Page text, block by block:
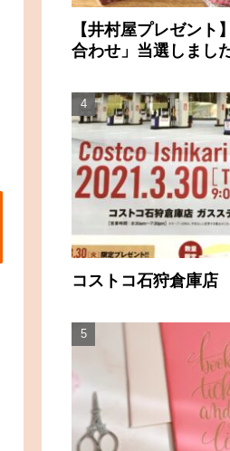
【井村屋プレゼント
合わせ」当選しまし
コストコ石狩倉庫店